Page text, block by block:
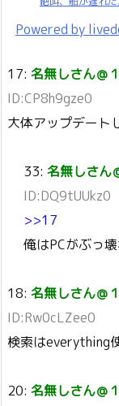
Powered by
17: 名無しさん＠
ID:CP8h9gze0
大体アップデート
33: 名無しさん
ID:DQ9tUUkz0
>>17
俺はPCがぶっ
18: 名無しさん＠
ID:Rw0cLZee0
検索はeverything
20: 名無しさん＠